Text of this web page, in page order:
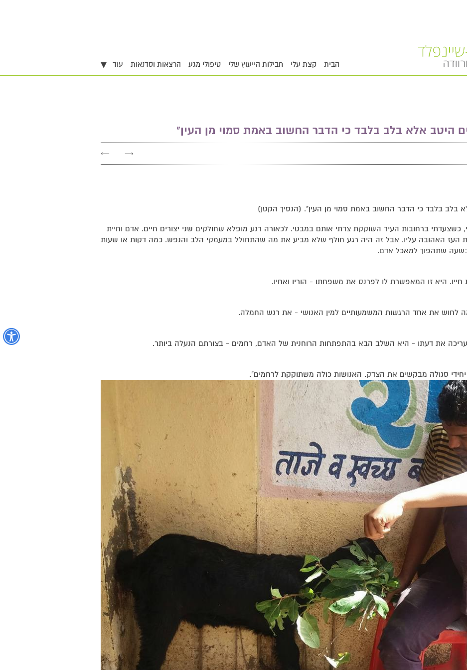
הבית קצת עלי חבילות הייעוץ שלי טיפולי מגע הרצאות וסדנאות עוד ▾
היטב אלא בלב בלבד כי הדבר החשוב באמת סמוי מן העין"
→
←
בלב בלבד כי הדבר החשוב באמת סמוי מן העין". (הנסיך הקטן)
כשצעדתי ברחובות העיר השוקקת צדתי אותם במבטי. לכאורה רגע מופלא שחולקים שני יצורים חיים. אדם וחיית
העז האהובה עליו. אבל זה היה רגע חולף שלא מביע את מה שהתחולל במעמקי הלב והנפש. כמה דקות או שעות
שתהפוך למאכל אדם.
היא זו המאפשרת לו לפרנס את משפחתו - הוריו ואחיו.
לחוש את אחד הרגשות המשמעותיים למין האנושי - את רגש החמלה.
את דעתו - היא השלב הבא בהתפתחות הרוחנית של האדם, רחמים - בצורתם הנעלה ביותר.
יחידי סגולה מבקשים את הצדק. האנושות כולה משתוקקת לרחמים".